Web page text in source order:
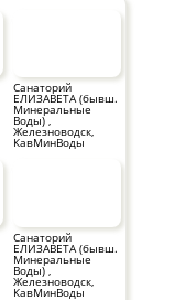
Санаторий
ЕЛИЗАВЕТА (бывш.
Минеральные
Воды) ,
Железноводск,
КавМинВоды
Санаторий
ЕЛИЗАВЕТА (бывш.
Минеральные
Воды) ,
Железноводск,
КавМинВоды